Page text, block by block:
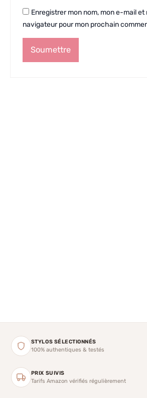
Enregistrer mon nom, mon e-mail et
navigateur pour mon prochain
STYLOS SÉLECTIONNÉS
100% authentiques & testés
PRIX SUIVIS
Tarifs Amazon vérifiés régulièrement